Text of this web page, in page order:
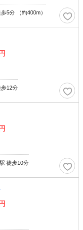
東海道本線 「岡崎」駅 徒歩5分 （約400m）
12分
徒歩10分